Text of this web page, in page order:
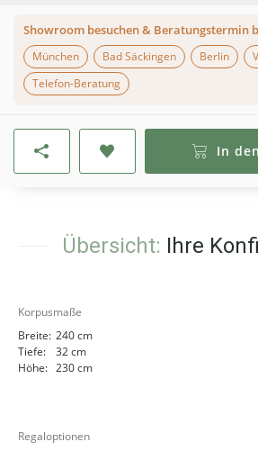
Showroom besuchen & Beratungstermin
München
Bad Säckingen Berlin
Telefon-Beratung
In
Übersicht: Ihre
Korpusmaße
Breite: 240 cm
Tiefe:
32 cm
Höhe: 230 cm
Regaloptionen